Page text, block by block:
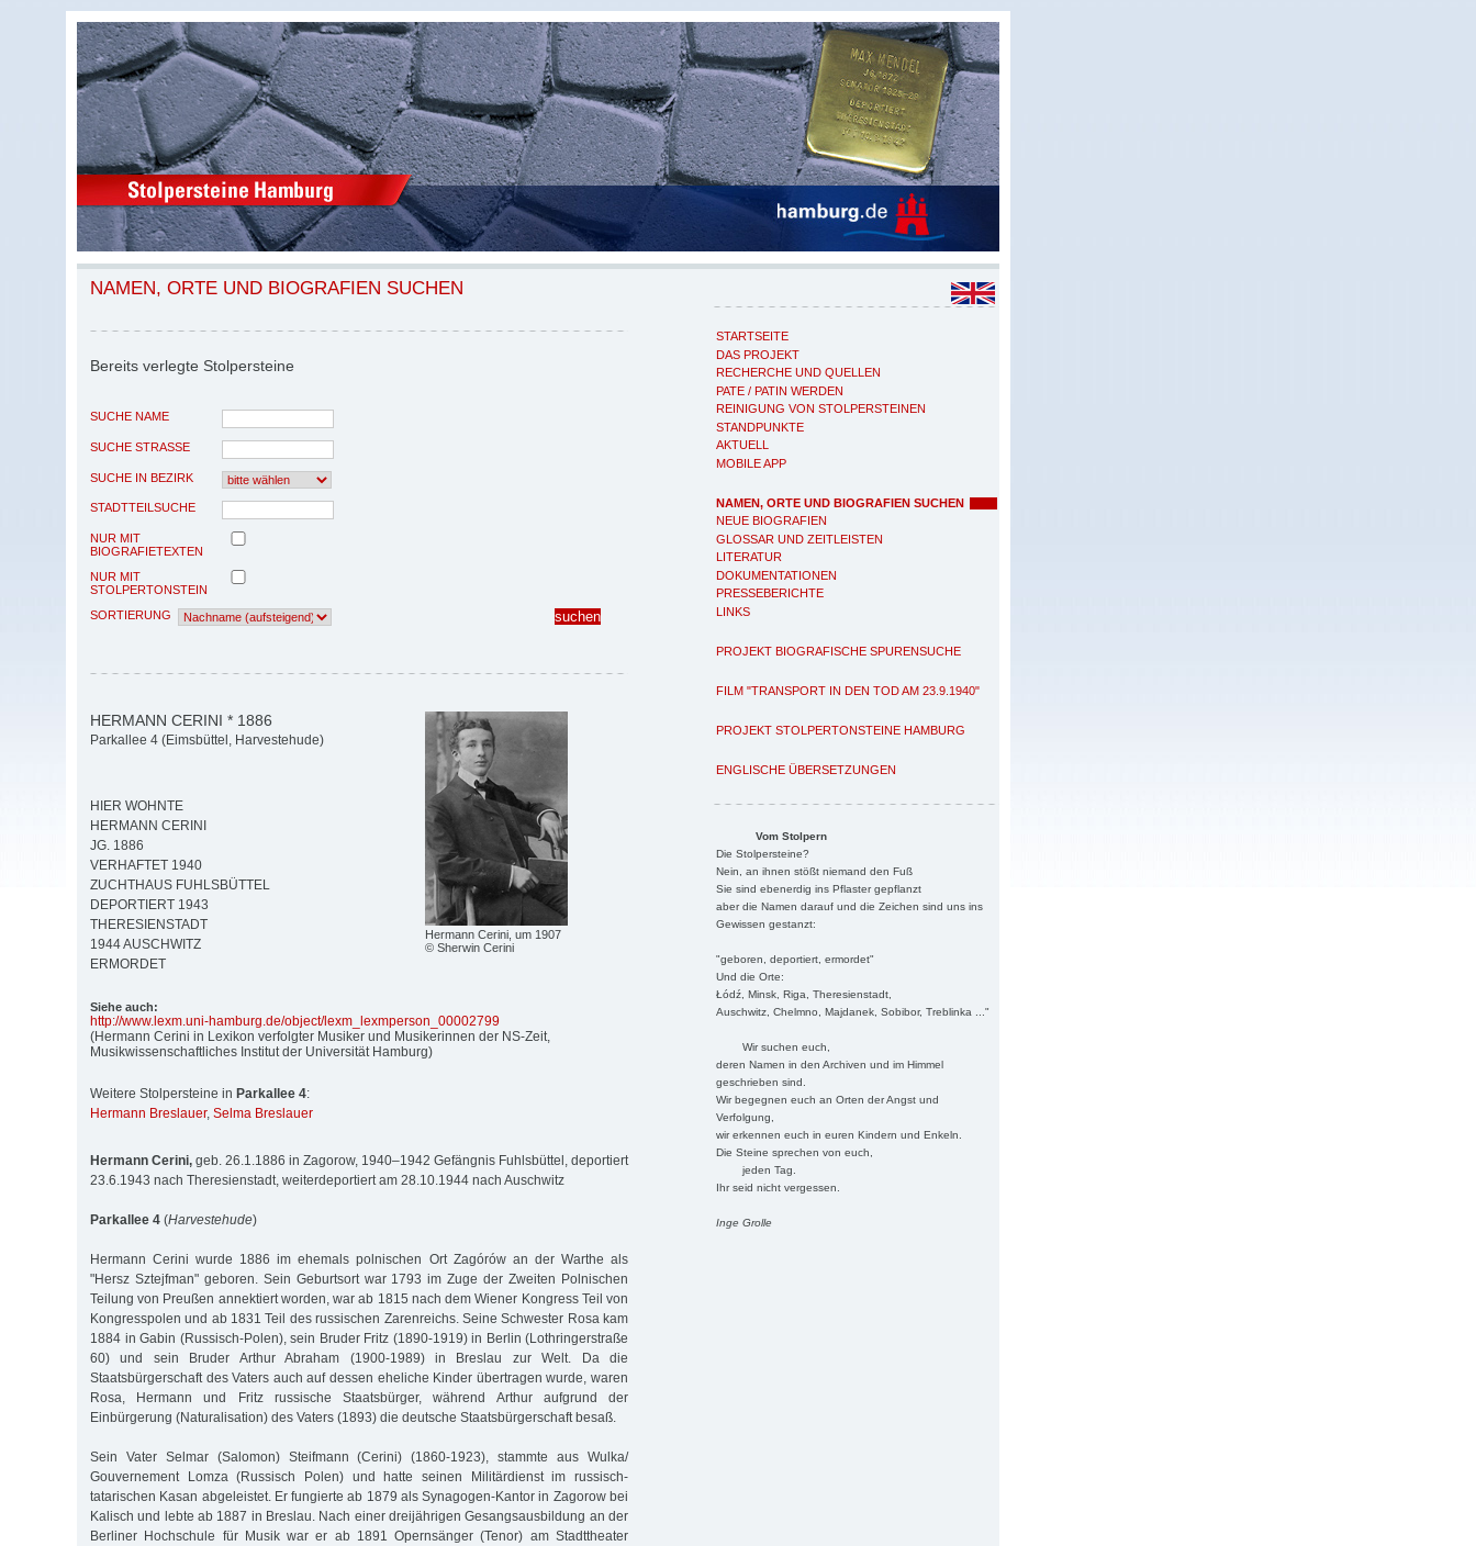
STARTSEITE
DAS PROJEKT
RECHERCHE UND QUELLEN
PATE / PATIN WERDEN
REINIGUNG VON STOLPERSTEINEN
STANDPUNKTE
AKTUELL
MOBILE APP
NAMEN, ORTE UND BIOGRAFIEN SUCHEN
NEUE BIOGRAFIEN
GLOSSAR UND ZEITLEISTEN
LITERATUR
DOKUMENTATIONEN
PRESSEBERICHTE
LINKS
PROJEKT BIOGRAFISCHE SPURENSUCHE
FILM "TRANSPORT IN DEN TOD AM 23.9.1940"
PROJEKT STOLPERTONSTEINE HAMBURG
ENGLISCHE ÜBERSETZUNGEN
Vom Stolpern
Die Stolpersteine?
Nein, an ihnen stößt niemand den Fuß
Sie sind ebenerdig ins Pflaster gepflanzt
aber die Namen darauf und die Zeichen sind uns ins
Gewissen gestanzt:
"geboren, deportiert, ermordet"
Und die Orte:
Łódź, Minsk, Riga, Theresienstadt,
Auschwitz, Chelmno, Majdanek, Sobibor, Treblinka ..."
Wir suchen euch,
deren Namen in den Archiven und im Himmel
geschrieben sind.
Wir begegnen euch an Orten der Angst und
Verfolgung,
wir erkennen euch in euren Kindern und Enkeln.
Die Steine sprechen von euch,
jeden Tag.
Ihr seid nicht vergessen.
Inge Grolle
NAMEN, ORTE UND BIOGRAFIEN SUCHEN
Bereits verlegte Stolpersteine
SUCHE NAME
SUCHE STRASSE
SUCHE IN BEZIRK
STADTTEILSUCHE
NUR MIT
BIOGRAFIETEXTEN
NUR MIT
STOLPERTONSTEIN
SORTIERUNG
Hermann Cerini, um 1907
© Sherwin Cerini
HERMANN CERINI * 1886
Parkallee 4 (Eimsbüttel, Harvestehude)
HIER WOHNTE
HERMANN CERINI
JG. 1886
VERHAFTET 1940
ZUCHTHAUS FUHLSBÜTTEL
DEPORTIERT 1943
THERESIENSTADT
1944 AUSCHWITZ
ERMORDET
Siehe auch:
http://www.lexm.uni-hamburg.de/object/lexm_lexmperson_00002799
(Hermann Cerini in Lexikon verfolgter Musiker und Musikerinnen der NS-Zeit,
Musikwissenschaftliches Institut der Universität Hamburg)
Weitere Stolpersteine in Parkallee 4:
Hermann Breslauer, Selma Breslauer
Hermann Cerini, geb. 26.1.1886 in Zagorow, 1940–1942 Gefängnis Fuhlsbüttel, deportiert
23.6.1943 nach Theresienstadt, weiterdeportiert am 28.10.1944 nach Auschwitz
Parkallee 4 (Harvestehude)
Hermann Cerini wurde 1886 im ehemals polnischen Ort Zagórów an der Warthe als
"Hersz Sztejfman" geboren. Sein Geburtsort war 1793 im Zuge der Zweiten Polnischen
Teilung von Preußen annektiert worden, war ab 1815 nach dem Wiener Kongress Teil von
Kongresspolen und ab 1831 Teil des russischen Zarenreichs. Seine Schwester Rosa kam
1884 in Gabin (Russisch-Polen), sein Bruder Fritz (1890-1919) in Berlin (Lothringerstraße
60) und sein Bruder Arthur Abraham (1900-1989) in Breslau zur Welt. Da die
Staatsbürgerschaft des Vaters auch auf dessen eheliche Kinder übertragen wurde, waren
Rosa, Hermann und Fritz russische Staatsbürger, während Arthur aufgrund der
Einbürgerung (Naturalisation) des Vaters (1893) die deutsche Staatsbürgerschaft besaß.
Sein Vater Selmar (Salomon) Steifmann (Cerini) (1860-1923), stammte aus Wulka/
Gouvernement Lomza (Russisch Polen) und hatte seinen Militärdienst im russisch-
tatarischen Kasan abgeleistet. Er fungierte ab 1879 als Synagogen-Kantor in Zagorow bei
Kalisch und lebte ab 1887 in Breslau. Nach einer dreijährigen Gesangsausbildung an der
Berliner Hochschule für Musik war er ab 1891 Opernsänger (Tenor) am Stadttheater